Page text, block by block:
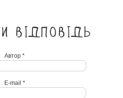
відповідь
Автор *
E-mail *